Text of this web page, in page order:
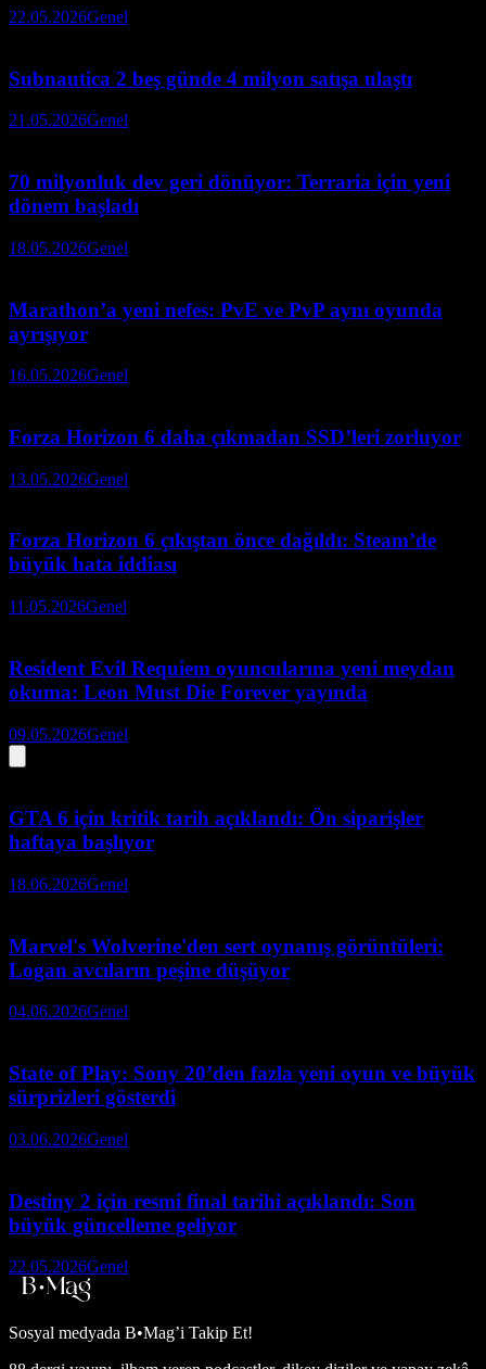
22.05.2026Genel
Subnautica 2 beş günde 4 milyon satışa ulaştı
21.05.2026Genel
70 milyonluk dev geri dönüyor: Terraria için yeni
dönem başladı
18.05.2026Genel
Marathon’a yeni nefes: PvE ve PvP aynı oyunda
ayrışıyor
16.05.2026Genel
Forza Horizon 6 daha çıkmadan SSD’leri zorluyor
13.05.2026Genel
Forza Horizon 6 çıkıştan önce dağıldı: Steam’de
büyük hata iddiası
11.05.2026Genel
Resident Evil Requiem oyuncularına yeni meydan
okuma: Leon Must Die Forever yayında
09.05.2026Genel
GTA 6 için kritik tarih açıklandı: Ön siparişler
haftaya başlıyor
18.06.2026Genel
Marvel's Wolverine'den sert oynanış görüntüleri:
Logan avcıların peşine düşüyor
04.06.2026Genel
State of Play: Sony 20’den fazla yeni oyun ve büyük
sürprizleri gösterdi
03.06.2026Genel
Destiny 2 için resmi final tarihi açıklandı: Son
büyük güncelleme geliyor
22.05.2026Genel
Sosyal medyada B•Mag’i Takip Et!